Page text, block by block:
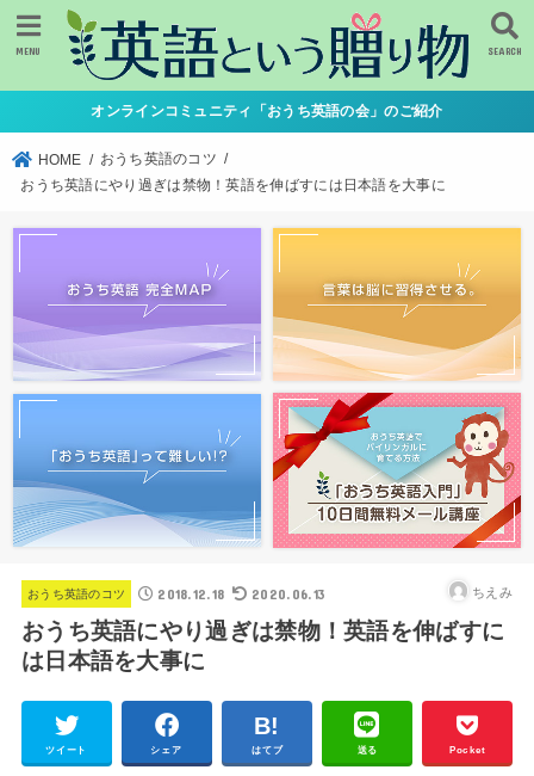
SEARCH
MENU
オンラインコミュニティ「おうち英語の会」のご紹介
HOME
おうち英語のコツ
おうち英語にやり過ぎは禁物！英語を伸ばすには日本語を大事に
おうち英語のコツ 2018.12.18 2020.06.13 ちえみ
おうち英語にやり過ぎは禁物！英語を伸ばすに
は日本語を大事に
ツイート シェア はてブ 送る Pocket